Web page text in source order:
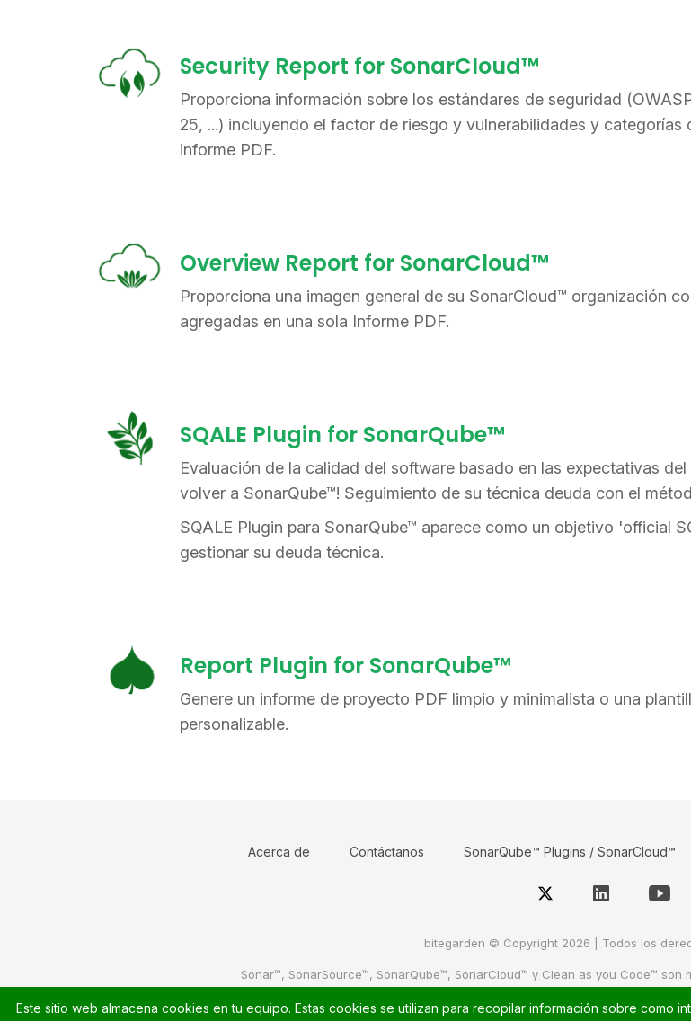
Security Report for SonarCloud™
Proporciona información sobre los estándares de seguridad
25, ...) incluyendo el factor de riesgo y vulnerabilidades y categorías
informe PDF.
Overview Report for SonarCloud™
Proporciona una imagen general de su SonarCloud™ organización
agregadas en una sola Informe PDF.
SQALE Plugin for SonarQube™
Evaluación de la calidad del software basado en las expectativas
volver a SonarQube™! Seguimiento de su técnica deuda con el
SQALE Plugin para SonarQube™ aparece como un objetivo 'official
gestionar su deuda técnica.
Report Plugin for SonarQube™
Genere un informe de proyecto PDF limpio y minimalista o una
personalizable.
Acerca de Contáctanos SonarQube™ Plugins / SonarCloud™
bitegarden © Copyright 2026 | Todos los
Sonar™, SonarSource™, SonarQube™, SonarCloud™ y Clean as you Code™ son
Este sitio web almacena cookies en tu equipo. Estas cookies se utilizan para recopilar información sobre como